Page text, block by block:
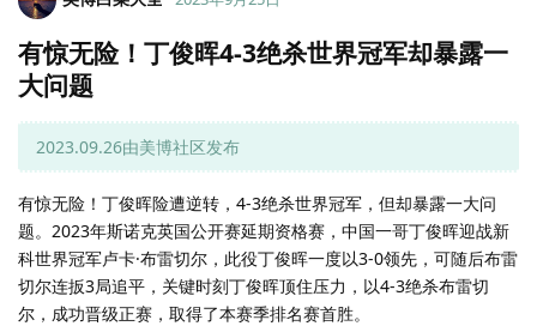
有惊无险！丁俊晖4-3绝杀世界冠军却暴露一
大问题
2023.09.26由美博社区发布
有惊无险！丁俊晖险遭逆转，4-3绝杀世界冠军，但却暴露一大问
题。2023年斯诺克英国公开赛延期资格赛，中国一哥丁俊晖迎战新
科世界冠军卢卡·布雷切尔，此役丁俊晖一度以3-0领先，可随后布雷
切尔连扳3局追平，关键时刻丁俊晖顶住压力，以4-3绝杀布雷切
尔，成功晋级正赛，取得了本赛季排名赛首胜。